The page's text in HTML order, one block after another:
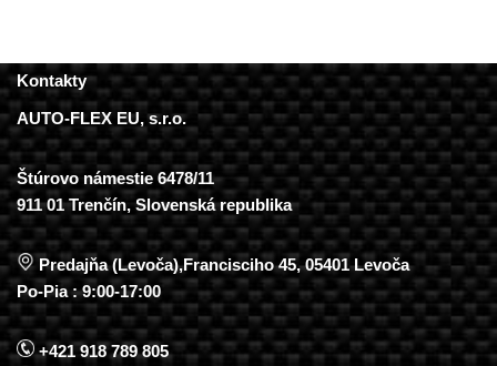
Kontakty
AUTO-FLEX EU, s.r.o.
Štúrovo námestie 6478/11
911 01 Trenčín, Slovenská republika
Predajňa (Levoča),Francisciho 45, 05401 Levoča
Po-Pia : 9:00-17:00
+421 918 789 805